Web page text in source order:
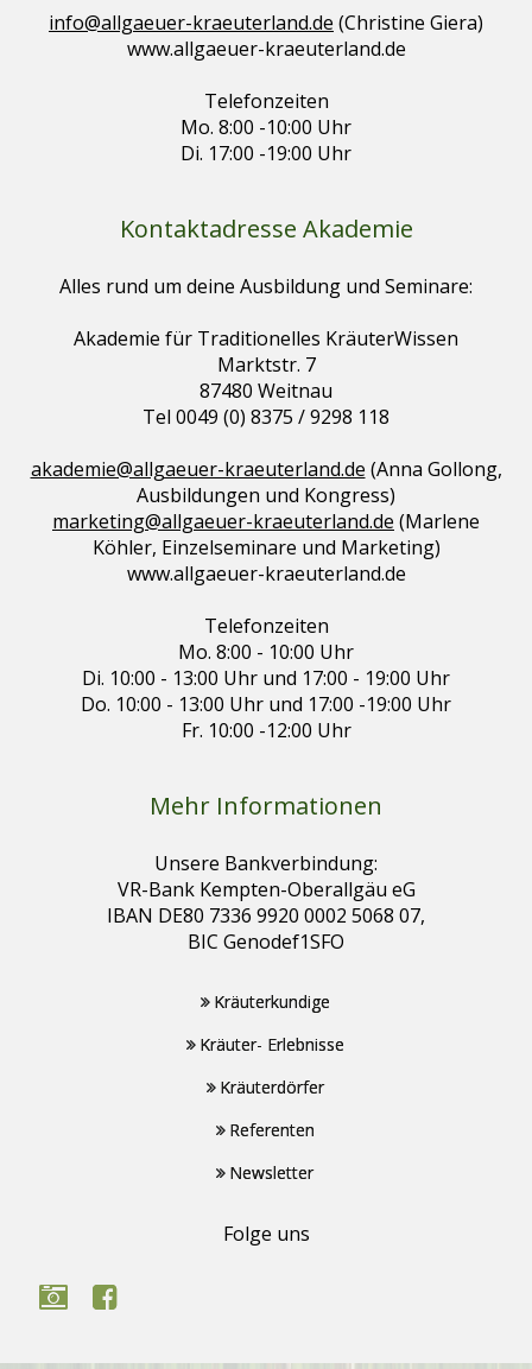
info@allgaeuer-kraeuterland.de (Christine Giera)
www.allgaeuer-kraeuterland.de
Telefonzeiten
Mo. 8:00 -10:00 Uhr
Di. 17:00 -19:00 Uhr
Kontaktadresse Akademie
Alles rund um deine Ausbildung und Seminare:
Akademie für Traditionelles KräuterWissen
Marktstr. 7
87480 Weitnau
Tel 0049 (0) 8375 / 9298 118
akademie@allgaeuer-kraeuterland.de (Anna Gollong,
Ausbildungen und Kongress)
marketing@allgaeuer-kraeuterland.de (Marlene
Köhler, Einzelseminare und Marketing)
www.allgaeuer-kraeuterland.de
Telefonzeiten
Mo. 8:00 - 10:00 Uhr
Di. 10:00 - 13:00 Uhr und 17:00 - 19:00 Uhr
Do. 10:00 - 13:00 Uhr und 17:00 -19:00 Uhr
Fr. 10:00 -12:00 Uhr
Mehr Informationen
Unsere Bankverbindung:
VR-Bank Kempten-Oberallgäu eG
IBAN DE80 7336 9920 0002 5068 07,
BIC Genodef1SFO
Kräuterkundige
Kräuter- Erlebnisse
Kräuterdörfer
Referenten
Newsletter
Folge uns